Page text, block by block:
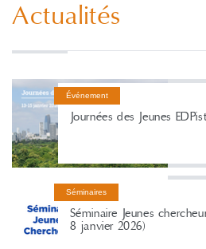
Actualités
Événement
Journées des Jeunes
Séminaires
Séminaire Jeunes
8 janvier 2026)